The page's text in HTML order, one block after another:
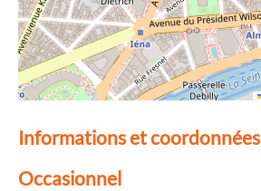
Informations et
Occasionnel